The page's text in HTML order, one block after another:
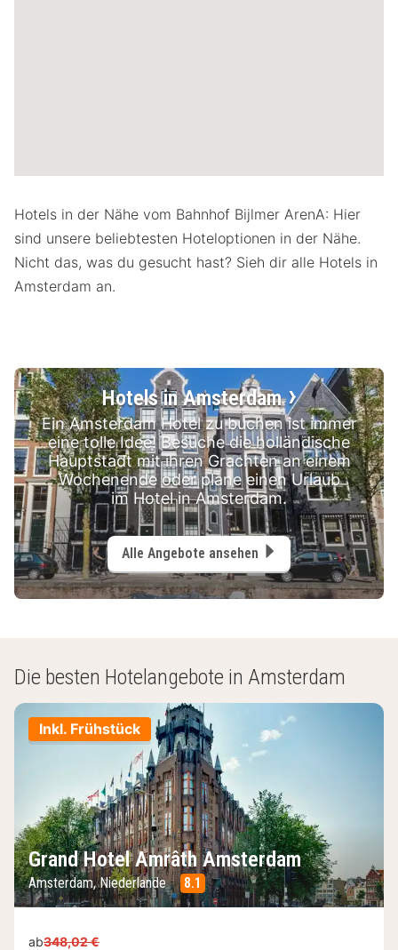
Hotels in der Nähe vom Bahnhof Bijlmer ArenA: Hier
sind unsere beliebtesten Hoteloptionen in der Nähe.
Nicht das, was du gesucht hast? Sieh dir alle Hotels in
Amsterdam an.
Hotels in Amsterdam
Ein Amsterdam Hotel zu buchen ist immer
eine tolle Idee! Besuche die holländische
Hauptstadt mit ihren Grachten an einem
Wochenende oder plane einen Urlaub
im Hotel in Amsterdam.
Alle Angebote ansehen
Die besten Hotelangebote in Amsterdam
Inkl. Frühstück
Grand Hotel Amrâth Amsterdam
Amsterdam, Niederlande 8.1
ab348,02 €